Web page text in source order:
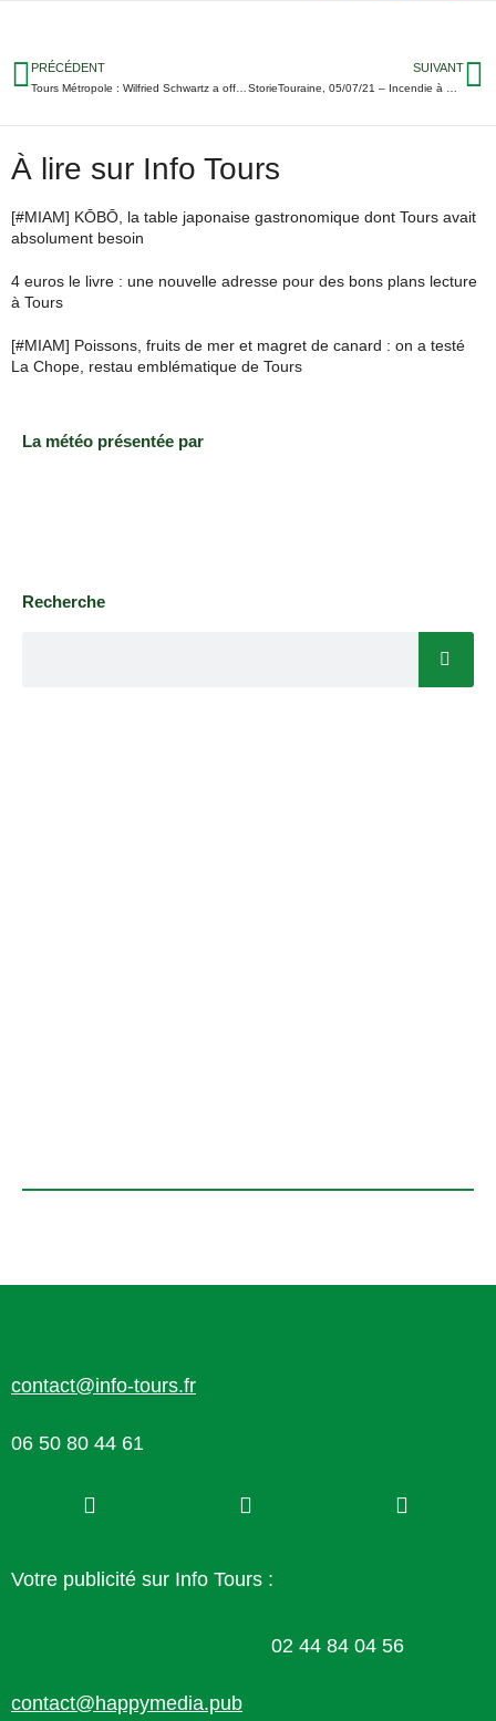
PRÉCÉDENT SUIVANT
À lire sur Info Tours
[#MIAM] KŌBŌ, la table japonaise gastronomique dont Tours avait
absolument besoin
4 euros le livre : une nouvelle adresse pour des bons plans lecture
à Tours
[#MIAM] Poissons, fruits de mer et magret de canard : on a testé
La Chope, restau emblématique de Tours
La météo présentée par
Recherche
contact@info-tours.fr
06 50 80 44 61
Votre publicité sur Info Tours :
02 44 84 04 56
contact@happymedia.pub